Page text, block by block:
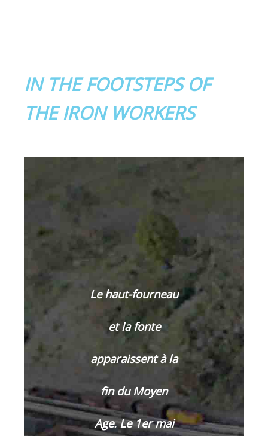
IN THE FOOTSTEPS OF
THE IRON WORKERS
Le haut-fourneau
et la fonte
apparaissent à la
fin du Moyen
Age.Le 1er mai